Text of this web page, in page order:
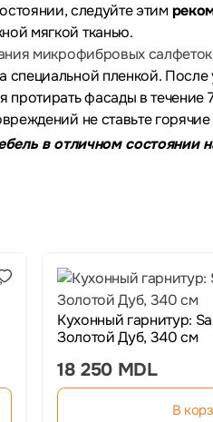
следуйте этим
мягкой тканью.
микрофибровых
пленкой. После
протирать фасады в
не ставьте
в отличном состоянии
Кухонный гарнитур:
Золотой Дуб, 340 см
18 250 MDL
В